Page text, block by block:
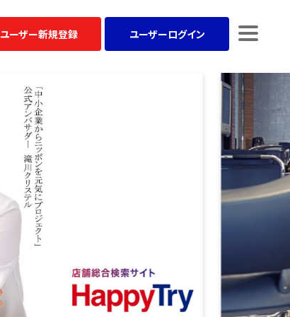
ユーザー新規登録 ユーザーログイン